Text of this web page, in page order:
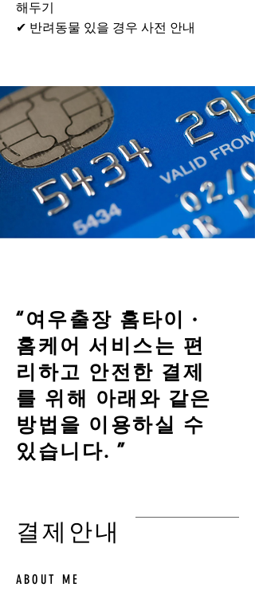
해두기
✔ 반려동물 있을 경우 사전 안내
“여우출장 홈타이 ·
홈케어 서비스는 편
리하고 안전한 결제
를 위해 아래와 같은
방법을 이용하실 수
있습니다. ”
결제안내
ABOUT ME